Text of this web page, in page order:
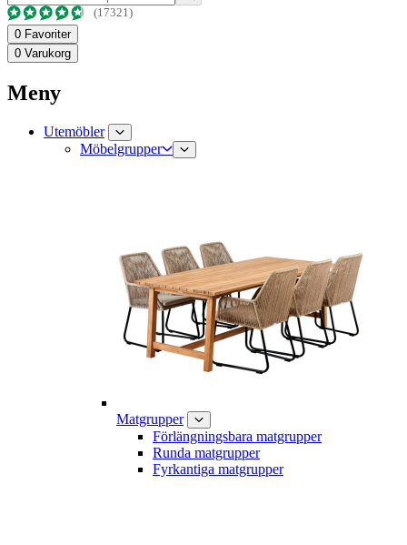
(17321)
0 Favoriter
0 Varukorg
Meny
Utemöbler
Möbelgrupper
Matgrupper
Förlängningsbara matgrupper
Runda matgrupper
Fyrkantiga matgrupper